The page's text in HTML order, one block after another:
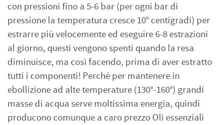
con pressioni fino a 5-6 bar (per ogni bar di
pressione la temperatura cresce 10° centigradi) per
estrarre più velocemente ed eseguire 6-8 estrazioni
al giorno, questi vengono spenti quando la resa
diminuisce, ma così facendo, prima di aver estratto
tutti i componenti! Perché per mantenere in
ebollizione ad alte temperature (130°-160°) grandi
masse di acqua serve moltissima energia, quindi
producono comunque a caro prezzo Oli essenziali